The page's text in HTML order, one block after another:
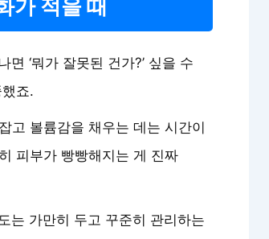
가 적을 때
‘뭐가 잘못된 건가?’ 싶을 수
죠.
고 볼륨감을 채우는 데는 시간이
피부가 빵빵해지는 게 진짜
는 가만히 두고 꾸준히 관리하는